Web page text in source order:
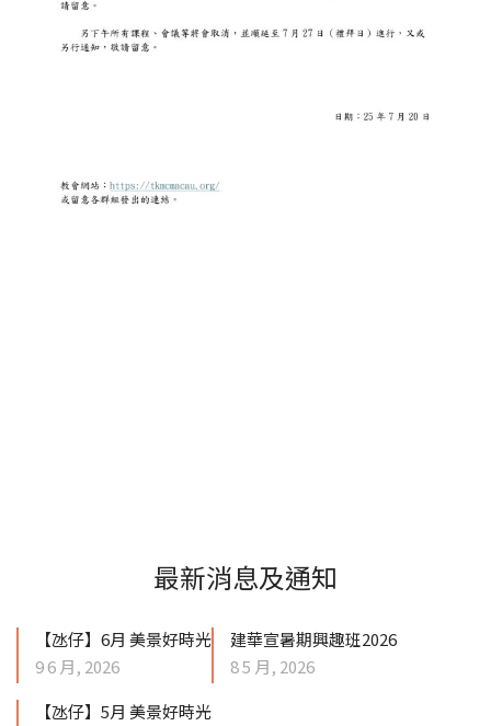
最新消息及通知
【氹仔】6月 美景好時光
9 6 月, 2026
建華宣暑期興趣班2026
8 5 月, 2026
【氹仔】5月 美景好時光